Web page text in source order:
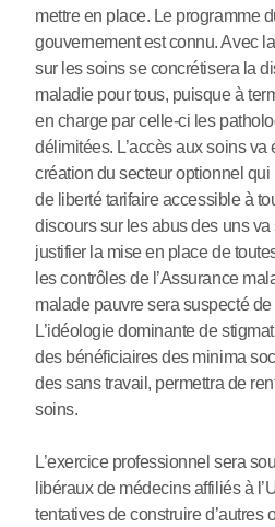
mettre en place. Le programme
gouvernement est connu. Avec
sur les soins se concrétisera la
maladie pour tous, puisque à
en charge par celle-ci les
délimitées. L’accès aux soins
création du secteur optionnel
de liberté tarifaire accessible à
discours sur les abus des uns va
justifier la mise en place de
les contrôles de l’Assurance
malade pauvre sera suspecté
L’idéologie dominante de
des bénéficiaires des minima
des sans travail, permettra de
soins.
L’exercice professionnel sera
libéraux de médecins affiliés à
tentatives de construire d’autres